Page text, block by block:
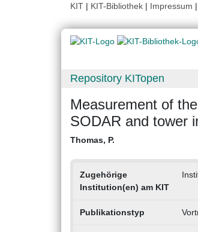
KIT | KIT-Bibliothek | Impressum |
Repository KITopen
Measurement of
SODAR and tower
Thomas, P.
Zugehörige
Institution(en) am KIT
Publikationstyp